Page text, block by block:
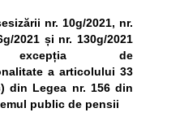
nr. 10g/2021, nr.
2021 și nr. 130g/2021
excepția de
a articolului 33
din Legea nr. 156 din
public de pensii